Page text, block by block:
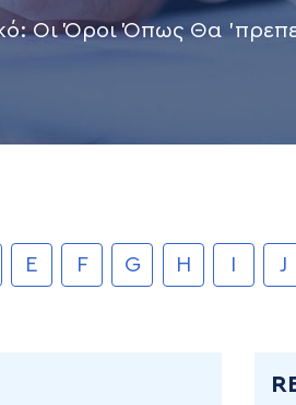
Οι Όροι Όπως Θα
E F G H J